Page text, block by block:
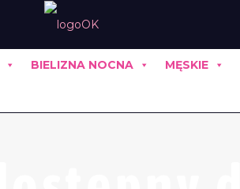
BIELIZNA NOCNA MĘSKIE